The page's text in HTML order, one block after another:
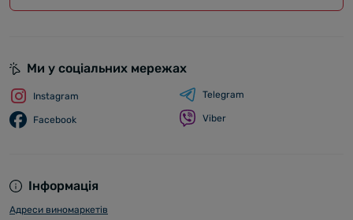
Інформація
Адреси виномаркетів
Ми у соціальних мережах
Instagram
Facebook
Telegram
Viber